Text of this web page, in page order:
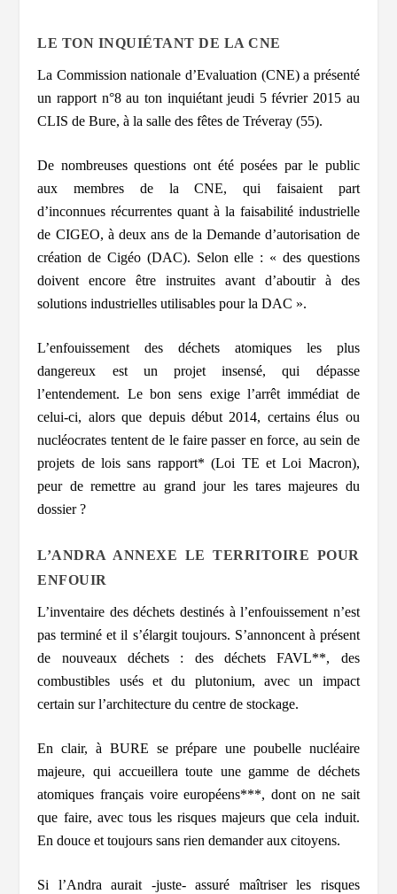
LE TON INQUIÉTANT DE LA CNE
La Commission nationale d’Evaluation (CNE) a présenté
un rapport n°8 au ton inquiétant jeudi 5 février 2015 au
CLIS de Bure, à la salle des fêtes de Tréveray (55).
De nombreuses questions ont été posées par le public
aux membres de la CNE, qui faisaient part
d’inconnues récurrentes quant à la faisabilité industrielle
de CIGEO, à deux ans de la Demande d’autorisation de
création de Cigéo (DAC). Selon elle : « des questions
doivent encore être instruites avant d’aboutir à des
solutions industrielles utilisables pour la DAC ».
L’enfouissement des déchets atomiques les plus
dangereux est un projet insensé, qui dépasse
l’entendement. Le bon sens exige l’arrêt immédiat de
celui-ci, alors que depuis début 2014, certains élus ou
nucléocrates tentent de le faire passer en force, au sein de
projets de lois sans rapport* (Loi TE et Loi Macron),
peur de remettre au grand jour les tares majeures du
dossier ?
L’ANDRA ANNEXE LE TERRITOIRE POUR
ENFOUIR
L’inventaire des déchets destinés à l’enfouissement n’est
pas terminé et il s’élargit toujours. S’annoncent à présent
de nouveaux déchets : des déchets FAVL**, des
combustibles usés et du plutonium, avec un impact
certain sur l’architecture du centre de stockage.
En clair, à BURE se prépare une poubelle nucléaire
majeure, qui accueillera toute une gamme de déchets
atomiques français voire européens***, dont on ne sait
que faire, avec tous les risques majeurs que cela induit.
En douce et toujours sans rien demander aux citoyens.
Si l’Andra aurait -juste- assuré maîtriser les risques